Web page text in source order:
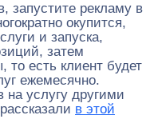
запустите рекламу в
окупится,
и запуска,
затем
то есть клиент будет
ежемесячно.
на услугу другими
в этой